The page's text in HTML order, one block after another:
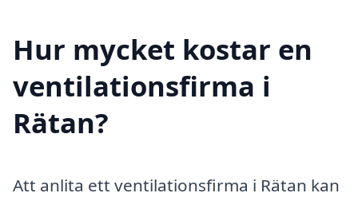
Hur mycket kostar en
ventilationsfirma i
Rätan?
Att anlita ett ventilationsfirma i Rätan kan